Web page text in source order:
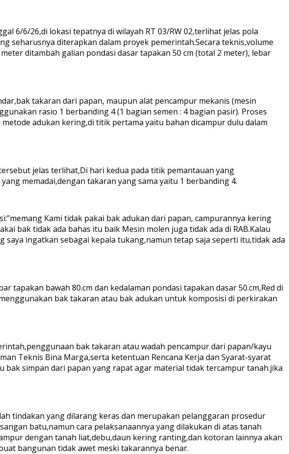
6/6/26,di lokasi tepatnya di wilayah RT 03/RW 02,terlihat jelas pola
seharusnya diterapkan dalam proyek pemerintah.Secara teknis,volume
ditambah galian pondasi dasar tapakan 50 cm (total 2 meter), lebar
takaran dari papan, maupun alat pencampur mekanis (mesin
rasio 1 berbanding 4 (1 bagian semen : 4 bagian pasir). Proses
adukan kering,di titik pertama yaitu bahan dicampur dulu dalam
jelas terlihat,Di hari kedua pada titik pemantauan yang
memadai,dengan takaran yang sama yaitu 1 berbanding 4.
Kami tidak pakai bak adukan dari papan, campurannya kering
bak tidak ada bahas itu baik Mesin molen juga tidak ada di RAB.Kalau
saya ingatkan sebagai kepala tukang,namun tetap saja seperti itu,tidak ada
bawah 80.cm dan kedalaman pondasi tapakan dasar 50.cm,Red di
bak takaran atau bak adukan untuk komposisi di perkirakan
bak takaran atau wadah pencampur dari papan/kayu
Teknis Bina Marga,serta ketentuan Rencana Kerja dan Syarat-syarat
bak simpan dari papan yang rapat agar material tidak tercampur tanah.jika
tindakan yang dilarang keras dan merupakan pelanggaran prosedur
batu,namun cara pelaksanaannya yang dilakukan di atas tanah
dengan tanah liat,debu,daun kering ranting,dan kotoran lainnya akan
bangunan tidak awet meski takarannya benar.